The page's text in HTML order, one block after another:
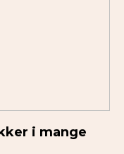
i mange